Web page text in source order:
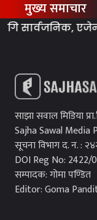
मुख्य समाचार
साझा सवाल मिडिया
Sajha Sawal Media
सूचना विभाग द. न. :
DOI Reg No: 2422/
सम्पादक: गोमा पण्डित
Editor: Goma